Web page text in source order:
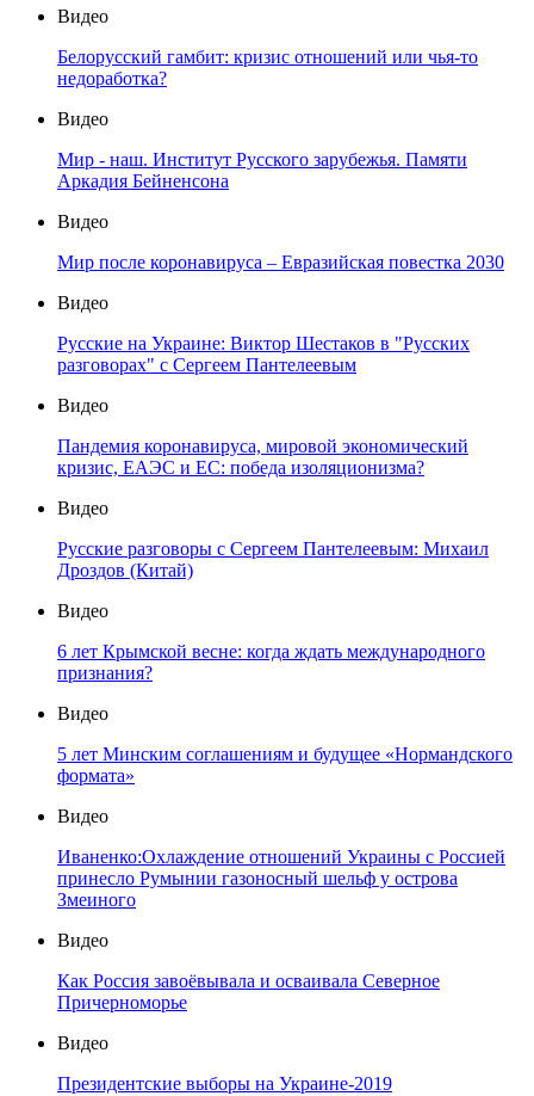
Видео
Белорусский гамбит: кризис отношений или чья-то
недоработка?
Видео
Мир - наш. Институт Русского зарубежья. Памяти
Аркадия Бейненсона
Видео
Мир после коронавируса – Евразийская повестка 2030
Видео
Русские на Украине: Виктор Шестаков в "Русских
разговорах" с Сергеем Пантелеевым
Видео
Пандемия коронавируса, мировой экономический
кризис, ЕАЭС и ЕС: победа изоляционизма?
Видео
Русские разговоры с Сергеем Пантелеевым: Михаил
Дроздов (Китай)
Видео
6 лет Крымской весне: когда ждать международного
признания?
Видео
5 лет Минским соглашениям и будущее «Нормандского
формата»
Видео
Иваненко:Охлаждение отношений Украины с Россией
принесло Румынии газоносный шельф у острова
Змеиного
Видео
Как Россия завоёвывала и осваивала Северное
Причерноморье
Видео
Президентские выборы на Украине-2019